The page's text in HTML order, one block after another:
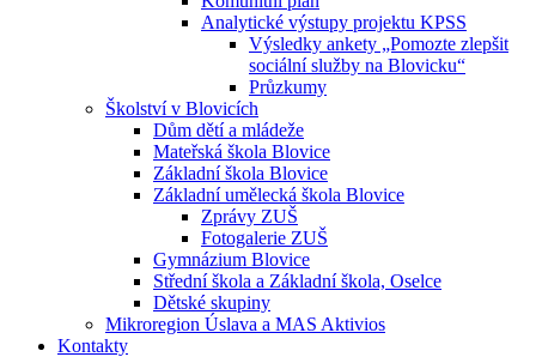
Analytické výstupy projektu KPSS
Výsledky ankety „Pomozte zlepšit
sociální služby na Blovicku“
Průzkumy
Školství v Blovicích
Dům dětí a mládeže
Mateřská škola Blovice
Základní škola Blovice
Základní umělecká škola Blovice
Zprávy ZUŠ
Fotogalerie ZUŠ
Gymnázium Blovice
Střední škola a Základní škola, Oselce
Dětské skupiny
Mikroregion Úslava a MAS Aktivios
Kontakty